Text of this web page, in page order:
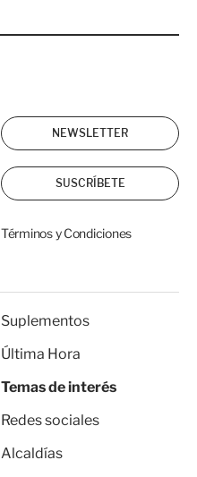
NEWSLETTER
SUSCRÍBETE
Términos y Condiciones
Suplementos
Última Hora
Temas de interés
Redes sociales
Alcaldías